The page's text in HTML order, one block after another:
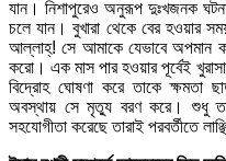
যান। নিশাপুরেও অনুরূপ দুঃখজনক ঘটনা
চলে যান। বুখারা থেকে বের হওয়ার
আল্লাহ্! সে আমাকে যেভাবে অপমান
করো। এক মাস পার হওয়ার পূর্বেই
বিদ্রোহ ঘোষণা করে তাকে ক্ষমতা
অবস্থায় সে মৃত্যু বরণ করে। শুধু
সহযোগীতা করেছে তারাই পরবর্তীতে